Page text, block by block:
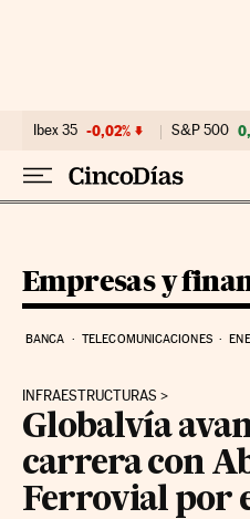
Ibex 35 -0,02% S&P 500
Empresas y
BANCA TELECOMUNICACIONES
INFRAESTRUCTURAS
Globalvía
carrera con
Ferrovial por